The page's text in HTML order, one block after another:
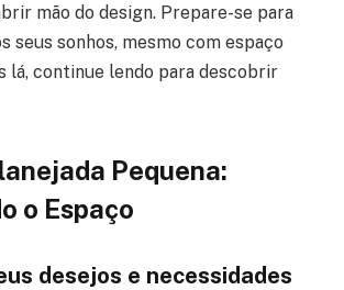
mão do design. Prepare-se para
seus sonhos, mesmo com espaço
lá, continue lendo para descobrir
Pequena:
o Espaço
desejos e necessidades